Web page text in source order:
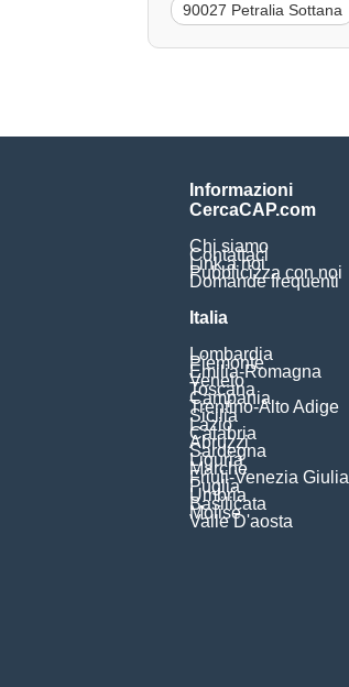
90027 Petralia Sottana
Informazioni
CercaCAP.com
Chi siamo
Contattaci
Link a noi
Pubblicizza con noi
Domande frequenti
Italia
Lombardia
Piemonte
Emilia-Romagna
Veneto
Toscana
Campania
Trentino-Alto Adige
Sicilia
Lazio
Calabria
Abruzzi
Sardegna
Liguria
Marche
Friuli-Venezia Giulia
Puglia
Umbria
Basilicata
Molise
Valle D'aosta